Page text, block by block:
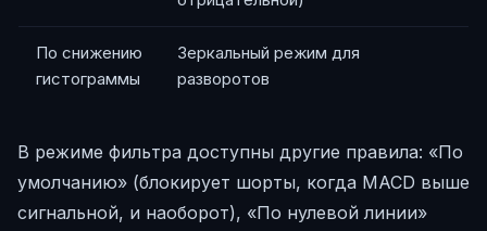
По снижению
гистограммы
Зеркальный режим для
разворотов
В режиме фильтра доступны другие правила: «По
умолчанию» (блокирует шорты, когда MACD выше
сигнальной, и наоборот), «По нулевой линии»